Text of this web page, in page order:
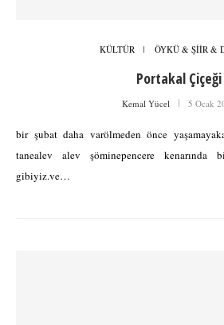
KÜLTÜR ÖYKÜ & ŞİİR &
Portakal Çiçeği
Kemal Yücel 5 Ocak
bir şubat daha varölmeden önce
tanealev alev şöminepencere kenarında
gibiyiz.ve…